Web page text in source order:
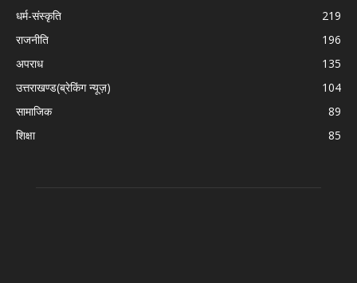
धर्म-संस्कृति
219
राजनीति
196
अपराध
135
उत्तराखण्ड(ब्रेकिंग न्यूज़)
104
सामाजिक
89
शिक्षा
85